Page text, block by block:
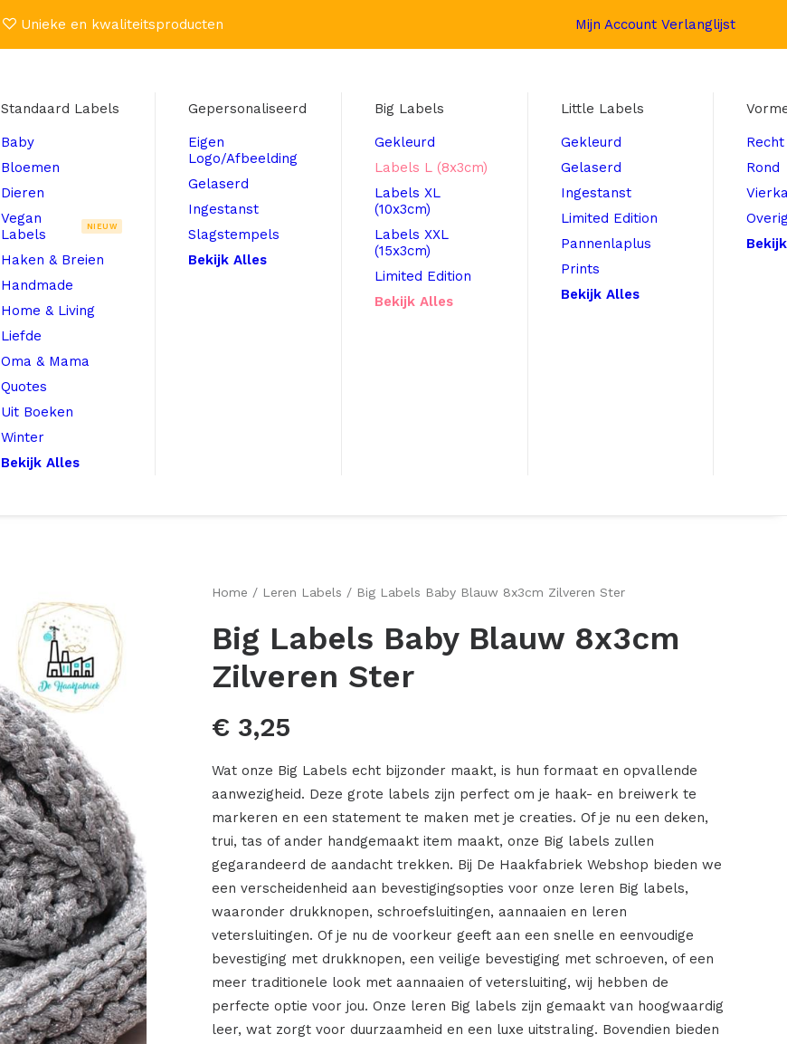
Unieke en kwaliteitsproducten Mijn Account Verlanglijst
Standaard Labels
Baby
Bloemen
Dieren
Vegan
Labels
NIEUW
Haken & Breien
Handmade
Home & Living
Liefde
Oma & Mama
Quotes
Uit Boeken
Winter
Bekijk Alles
Gepersonaliseerd
Eigen
Logo/Afbeelding
Gelaserd
Ingestanst
Slagstempels
Bekijk Alles
Big Labels
Gekleurd
Labels L (8x3cm)
Labels XL
(10x3cm)
Labels XXL
(15x3cm)
Limited Edition
Bekijk Alles
Little Labels
Gekleurd
Gelaserd
Ingestanst
Limited Edition
Pannenlaplus
Prints
Bekijk Alles
Recht
Rond
Home Leren Labels Big Labels Baby Blauw 8x3cm Zilveren Ster
Big Labels Baby Blauw 8x3cm
Zilveren Ster
€ 3,25
Wat onze Big Labels echt bijzonder maakt, is hun formaat en opvallende
aanwezigheid. Deze grote labels zijn perfect om je haak- en breiwerk te
markeren en een statement te maken met je creaties. Of je nu een deken,
trui, tas of ander handgemaakt item maakt, onze Big labels zullen
gegarandeerd de aandacht trekken. Bij De Haakfabriek Webshop bieden we
een verscheidenheid aan bevestigingsopties voor onze leren Big labels,
waaronder drukknopen, schroefsluitingen, aannaaien en leren
vetersluitingen. Of je nu de voorkeur geeft aan een snelle en eenvoudige
bevestiging met drukknopen, een veilige bevestiging met schroeven, of een
meer traditionele look met aannaaien of vetersluiting, wij hebben de
perfecte optie voor jou. Onze leren Big labels zijn gemaakt van hoogwaardig
leer, wat zorgt voor duurzaamheid en een luxe uitstraling. Bovendien bieden